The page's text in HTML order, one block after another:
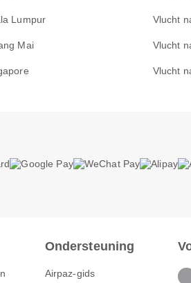
Lumpur Vlucht
Mai Vlucht
Vlucht
Ondersteuning
Airpaz-gids